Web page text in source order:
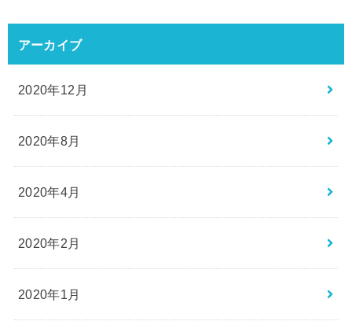
アーカイブ
2020年12月
2020年8月
2020年4月
2020年2月
2020年1月